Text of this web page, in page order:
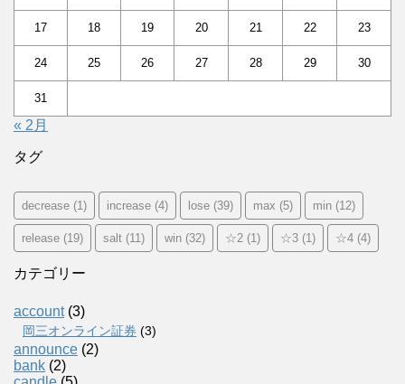
17 18 19 20 21 22 23
24 25 26 27 28 29 30
31
« 2月
タグ
decrease (1) increase (4) lose (39) max (5) min (12)
release (19) salt (11) win (32) ☆2 (1) ☆3 (1) ☆4 (4)
カテゴリー
account(3)
岡三オンライン証券 (3)
announce (2)
bank (2)